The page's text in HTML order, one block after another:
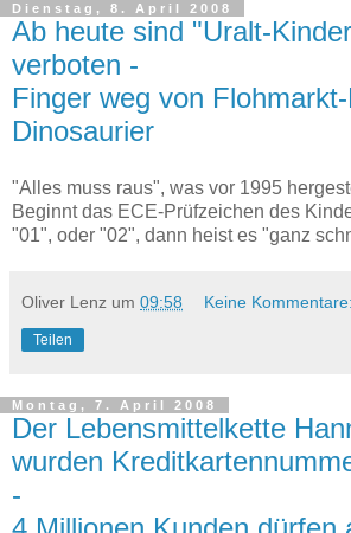
Dienstag, 8. April 2008
Ab heute sind "Uralt-
verboten -
Finger weg von
Dinosaurier
"Alles muss raus", was vor 1995
Beginnt das ECE-Prüfzeichen des
"01", oder "02", dann heist es "ganz
Oliver Lenz um 09:58 Keine Kommentare:
Teilen
Montag, 7. April 2008
Der Lebensmittelkette
wurden
-